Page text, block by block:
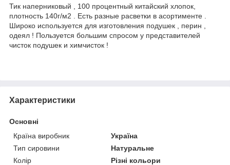
Тик наперниковый , 100 процентный китайский хлопок,
плотность 140г/м2 . Есть разные расветки в асортименте .
Широко используется для изготовления подушек , перин ,
одеял ! Пользуется большим спросом у представителей
чисток подушек и химчисток !
Характеристики
Основні
Країна виробник
Україна
Тип сировини
Натуральне
Колір
Різні кольори